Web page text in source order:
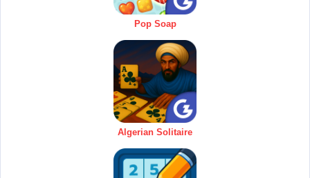
Pop Soap
Algerian Solitaire